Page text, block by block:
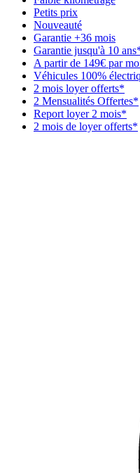
Petits prix
Nouveauté
Garantie +36 mois
Garantie jusqu'à 10
A partir de 149€ par
Véhicules 100%
2 mois loyer offerts*
2 Mensualités Offertes*
Report loyer 2 mois*
2 mois de loyer offerts*